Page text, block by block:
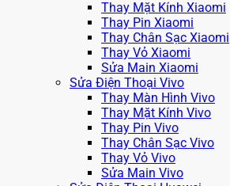
Thay Mặt Kính Xiaomi
Thay Pin Xiaomi
Thay Chân Sạc Xiaomi
Thay Vỏ Xiaomi
Sửa Main Xiaomi
Sửa Điện Thoại Vivo
Thay Màn Hình Vivo
Thay Mặt Kính Vivo
Thay Pin Vivo
Thay Chân Sạc Vivo
Thay Vỏ Vivo
Sửa Main Vivo